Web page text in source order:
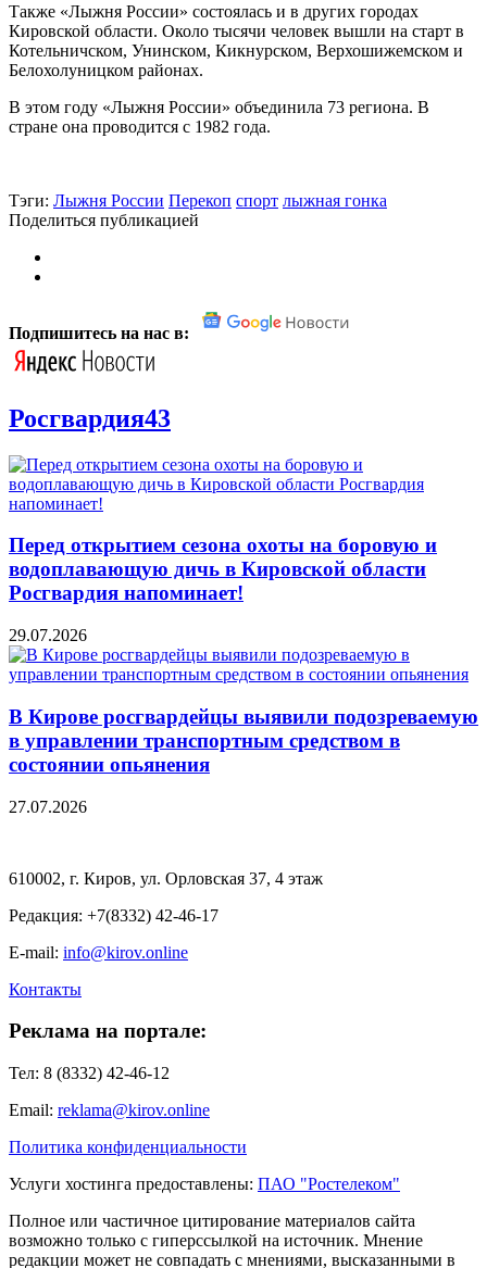
Также «Лыжня России» состоялась и в других городах
Кировской области. Около тысячи человек вышли на старт в
Котельничском, Унинском, Кикнурском, Верхошижемском и
Белохолуницком районах.
В этом году «Лыжня России» объединила 73 региона. В
стране она проводится с 1982 года.
Тэги: Лыжня России Перекоп спорт лыжная гонка
Поделиться публикацией
Подпишитесь на нас в:
Росгвардия43
Перед открытием сезона охоты на боровую и
водоплавающую дичь в Кировской области
Росгвардия напоминает!
29.07.2026
В Кирове росгвардейцы выявили подозреваемую
в управлении транспортным средством в
состоянии опьянения
27.07.2026
610002, г. Киров, ул. Орловская 37, 4 этаж
Редакция: +7(8332) 42-46-17
E-mail: info@kirov.online
Контакты
Реклама на портале:
Тел: 8 (8332) 42-46-12
Email: reklama@kirov.online
Политика конфиденциальности
Услуги хостинга предоставлены: ПАО "Ростелеком"
Полное или частичное цитирование материалов сайта
возможно только с гиперссылкой на источник. Мнение
редакции может не совпадать с мнениями, высказанными в